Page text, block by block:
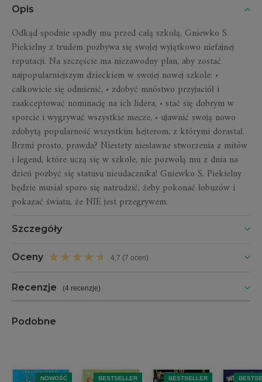
Opis
Odkąd spodnie spadły mu przed całą szkołą, Gniewko S.
Piekielny z trudem pozbywa się swojej wyjątkowo niefajnej
reputacji. Na szczęście ma niezawodny plan, aby zostać
najpopularniejszym dzieckiem w swojej nowej szkole: •
całkowicie się odmienić, • zdobyć mnóstwo przyjaciół i
zaakceptować nominację na ich lidera, • stać się dobrym w
sporcie i wygrywać wszystkie mecze, • ujawnić swoją nowo
zdobytą popularność wszystkim hejterom, z którymi dorastał.
Brzmi prosto, prawda? Niestety niesławne stworzenia z mitów
i legend, które uczą się w szkole, nie pozwolą mu z dnia na
dzień pozbyć się statusu nieudacznika! Gniewko S. Piekielny
będzie musiał sporo się natrudzić, żeby pokonać łobuzów i
pokazać światu, że NIE jest przegrywem.
Szczegóły
Oceny 4,7 (7 ocen)
Recenzje (4 recenzje)
Podobne
NOWOŚĆ BESTSELLER BESTSELLER